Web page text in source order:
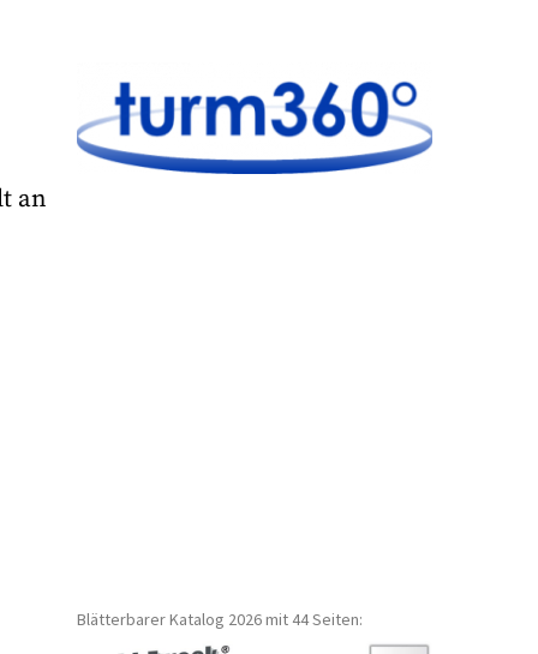
an
Blätterbarer Katalog 2026 mit 44 Seiten: